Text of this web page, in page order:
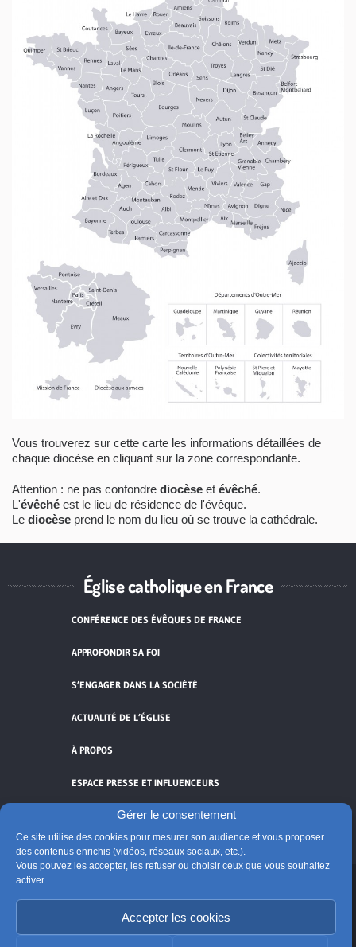
Gérer le consentement
Ce site utilise des cookies pour mesurer son audience et vous proposer
des contenus enrichis (vidéos, réseaux sociaux, etc.).
Vous pouvez les accepter, les refuser ou choisir ceux que vous souhaitez
activer.
Accepter les cookies
Vous trouverez sur cette carte les informations détaillées de
chaque diocèse en cliquant sur la zone correspondante.
Attention : ne pas confondre diocèse et évêché.
L'évêché est le lieu de résidence de l'évêque.
Le diocèse prend le nom du lieu où se trouve la cathédrale.
Église catholique en France
CONFÉRENCE DES ÉVÊQUES DE FRANCE
APPROFONDIR SA FOI
S’ENGAGER DANS LA SOCIÉTÉ
ACTUALITÉ DE L’ÉGLISE
À PROPOS
ESPACE PRESSE ET INFLUENCEURS
Cliquez pour accepter les cookies de
vidéos et réseaux sociaux et activer ce
contenu.
© Église catholique en France